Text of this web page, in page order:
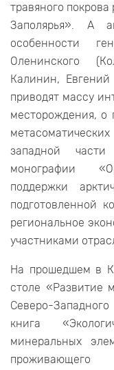
травяного
Заполярья». А
особенности
Оленинского
Калинин,
приводят массу
месторождения, о
западной
монографии
поддержки
подготовленной
региональное
участниками
На прошедшем в
столе «Развитие
Северо-
книга
минеральных